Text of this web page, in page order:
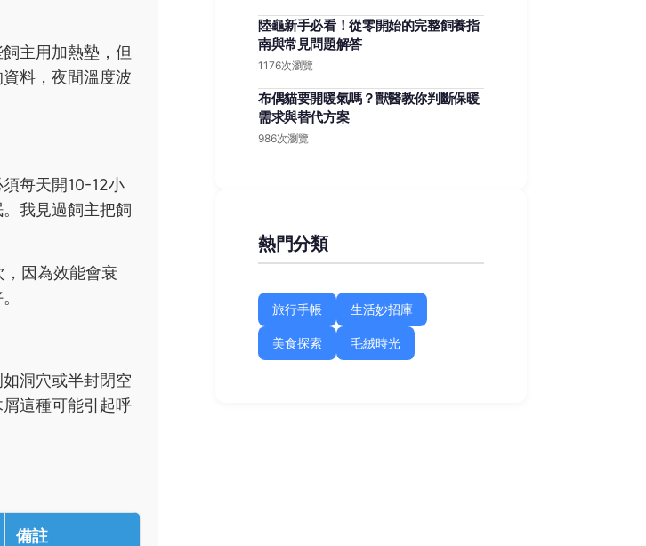
主用加熱墊，但
料，夜間溫度波
每天開10-12小
我見過飼主把飼
因為效能會衰
洞穴或半封閉空
這種可能引起呼
備註
陸龜新手必看！從零開始的完整飼養指
南與常見問題解答
1176次瀏覽
布偶貓要開暖氣嗎？獸醫教你判斷保暖
需求與替代方案
986次瀏覽
熱門分類
旅行手帳 生活妙招庫
美食探索 毛絨時光